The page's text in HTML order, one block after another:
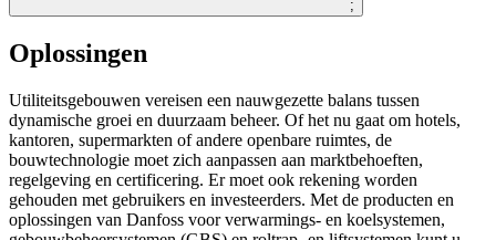
;
Oplossingen
Utiliteitsgebouwen vereisen een nauwgezette balans tussen
dynamische groei en duurzaam beheer. Of het nu gaat om hotels,
kantoren, supermarkten of andere openbare ruimtes, de
bouwtechnologie moet zich aanpassen aan marktbehoeften,
regelgeving en certificering. Er moet ook rekening worden
gehouden met gebruikers en investeerders. Met de producten en
oplossingen van Danfoss voor verwarmings- en koelsystemen,